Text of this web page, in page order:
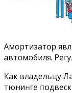
Амортизатор
автомобиля.
Как владельцу
тюнинге